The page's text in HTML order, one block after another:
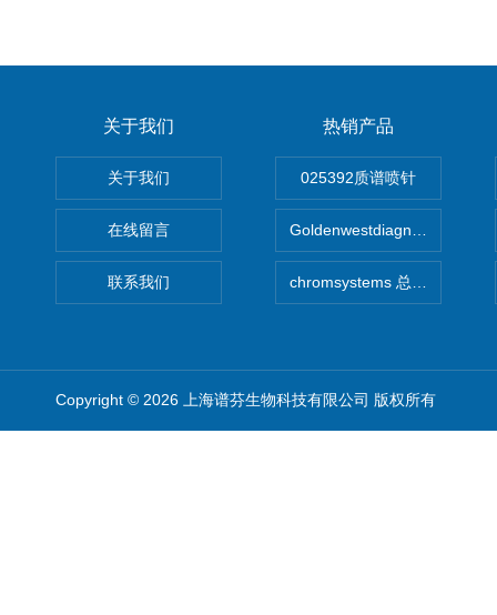
关于我们
关于我们
在线留言
联系我们
热销产品
025392质谱喷针
Goldenwestdiagnostics总代
chromsystems 总代理
Copyright © 2026 上海谱芬生物科技有限公司 版权所有